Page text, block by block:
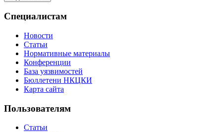
Специалистам
Новости
Статьи
Нормативные материалы
Конференции
База уязвимостей
Бюллетени НКЦКИ
Карта сайта
Пользователям
Статьи